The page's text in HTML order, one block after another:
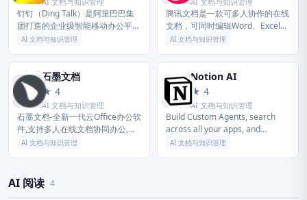
钉钉（Ding Talk）是阿里巴巴集
团打造的企业级智能移动办公平
台，引领未来新一代工作方式，将
时代的企业组织协同办公和应用...
AI 文档与知识管理
腾讯文档是一款可多人协作的在线
文档，可同时编辑Word、Excel和
PPT文档，云端实时保存。可针对
辑权限，支持多种版本Wo...
AI 文档与知识管理
石
石墨文档
★ 4
AI 文档与知识管理
石墨文档-全新一代云Office办公软
件,支持多人在线文档协同办公,实
现多终端、跨地域、随时随地在线
AI 文档与知识管理
N
Notion AI
★ 4
AI 文档与知识管理
Build Custom Agents, search
across all your apps, and
automate busywork. The ...
AI 文档与知识管理
AI 阅读 4